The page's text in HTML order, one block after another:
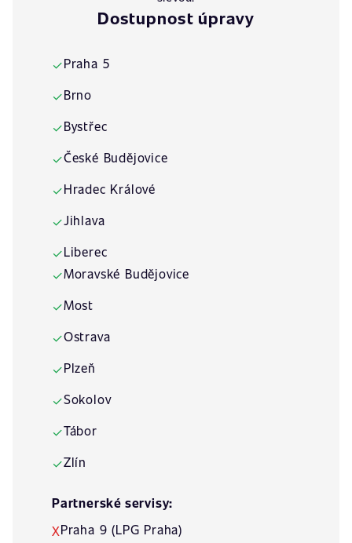
Dostupnost úpravy
✓Praha 5
✓Brno
✓Bystřec
✓České Budějovice
✓Hradec Králové
✓Jihlava
✓Liberec
✓Moravské Budějovice
✓Most
✓Ostrava
✓Plzeň
✓Sokolov
✓Tábor
✓Zlín
Partnerské servisy:
XPraha 9 (LPG Praha)